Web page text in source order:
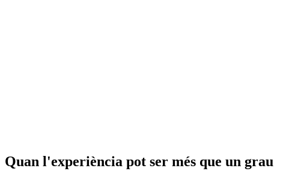
Quan l'experiència pot ser més que un grau